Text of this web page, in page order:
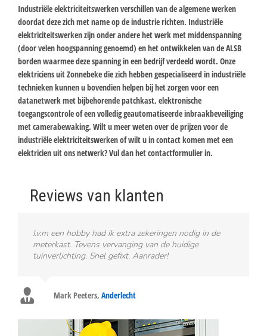
Industriële elektriciteitswerken verschillen van de algemene werken
doordat deze zich met name op de industrie richten. Industriële
elektriciteitswerken zijn onder andere het werk met middenspanning
(door velen hoogspanning genoemd) en het ontwikkelen van de ALSB
borden waarmee deze spanning in een bedrijf verdeeld wordt. Onze
elektriciens uit Zonnebeke die zich hebben gespecialiseerd in industriële
technieken kunnen u bovendien helpen bij het zorgen voor een
datanetwerk met bijbehorende patchkast, elektronische
toegangscontrole of een volledig geautomatiseerde inbraakbeveiliging
met camerabewaking. Wilt u meer weten over de prijzen voor de
industriële elektriciteitswerken of wilt u in contact komen met een
elektricien uit ons netwerk? Vul dan het contactformulier in.
Reviews van klanten
I.v.m een hobby had ik extra zekeringen nodig in de
meterkast. Tevens vervanging van de huidige
tuinverlichting. Snel gefixt. Aanrader!
Mark Peeters, Anderlecht